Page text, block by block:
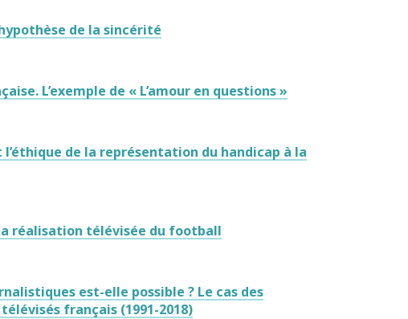
de la sincérité
L’exemple de « L’amour en questions »
de la représentation du handicap à la
réalisation télévisée du football
est-elle possible ? Le cas des
français (1991-2018)